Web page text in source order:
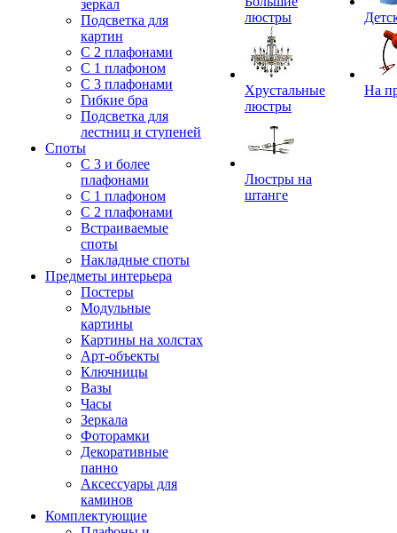
зеркал
Подсветка для
картин
С 2 плафонами
С 1 плафоном
С 3 плафонами
Гибкие бра
Подсветка для
лестниц и ступеней
Споты
С 3 и более
плафонами
С 1 плафоном
С 2 плафонами
Встраиваемые
споты
Накладные споты
Предметы интерьера
Постеры
Модульные
картины
Картины на холстах
Арт-объекты
Ключницы
Вазы
Часы
Зеркала
Фоторамки
Декоративные
панно
Аксессуары для
каминов
Комплектующие
люстры
Хрустальные
люстры
Люстры на
штанге
На